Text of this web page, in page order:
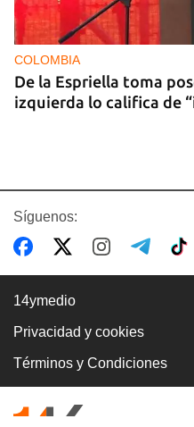
COLOMBIA
De la Espriella toma
izquierda lo califica de
BOXEO
El boxeo masculino
en Santo Domingo
Síguenos:
14ymedio
Privacidad y cookies
Términos y Condiciones